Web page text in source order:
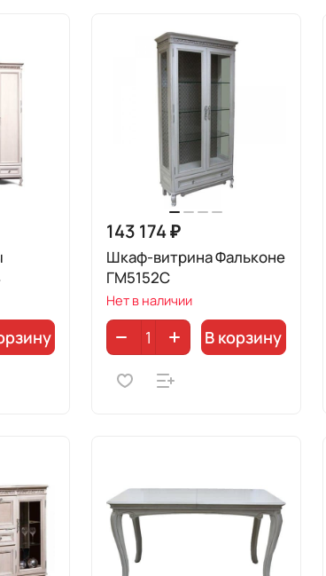
143 174 ₽
Шкаф-витрина Фальконе
ГМ5152С
Нет в наличии
В корзину